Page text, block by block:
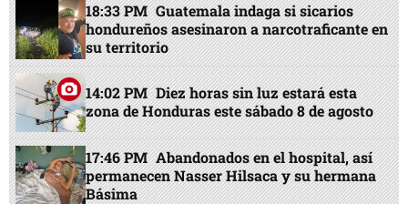
18:33 PM Guatemala indaga si sicarios
hondureños asesinaron a narcotraficante en
su territorio
14:02 PM Diez horas sin luz estará esta
zona de Honduras este sábado 8 de agosto
17:46 PM Abandonados en el hospital, así
permanecen Nasser Hilsaca y su hermana
Básima